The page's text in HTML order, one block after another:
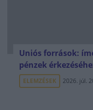
Uniós források:
pénzek
ELEMZÉSEK 2026. júl.